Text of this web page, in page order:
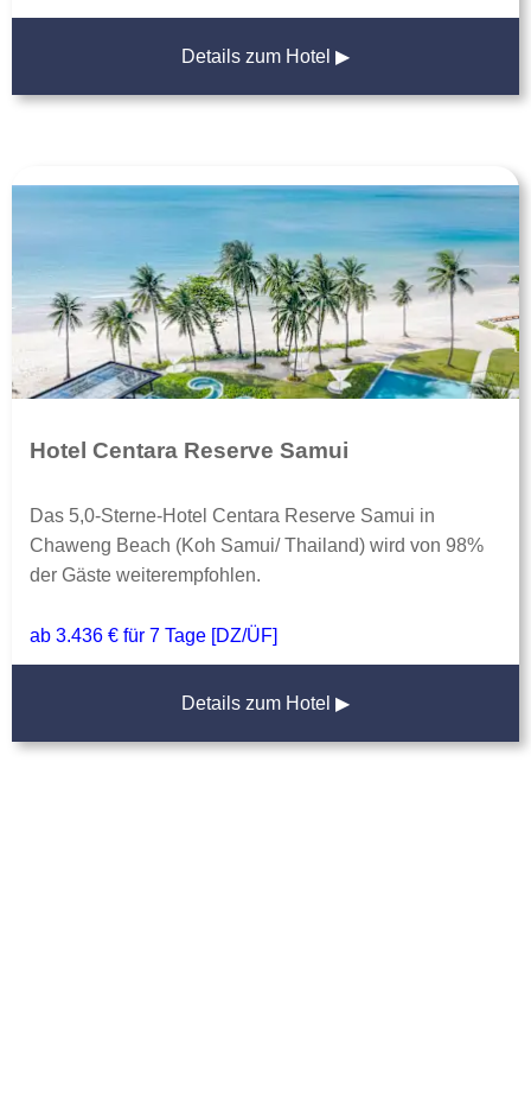
Details zum Hotel ▶
Hotel Centara Reserve Samui
Das 5,0-Sterne-Hotel Centara Reserve Samui in
Chaweng Beach (Koh Samui/ Thailand) wird von 98%
der Gäste weiterempfohlen.
ab 3.436 € für 7 Tage [DZ/ÜF]
Details zum Hotel ▶